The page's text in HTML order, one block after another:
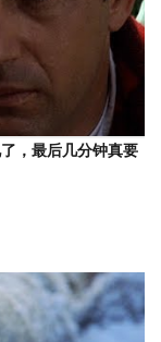
，最后几分钟真要